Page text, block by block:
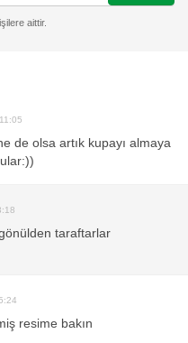
de olsa artık kupayı almaya
taraftarlar
resime bakın